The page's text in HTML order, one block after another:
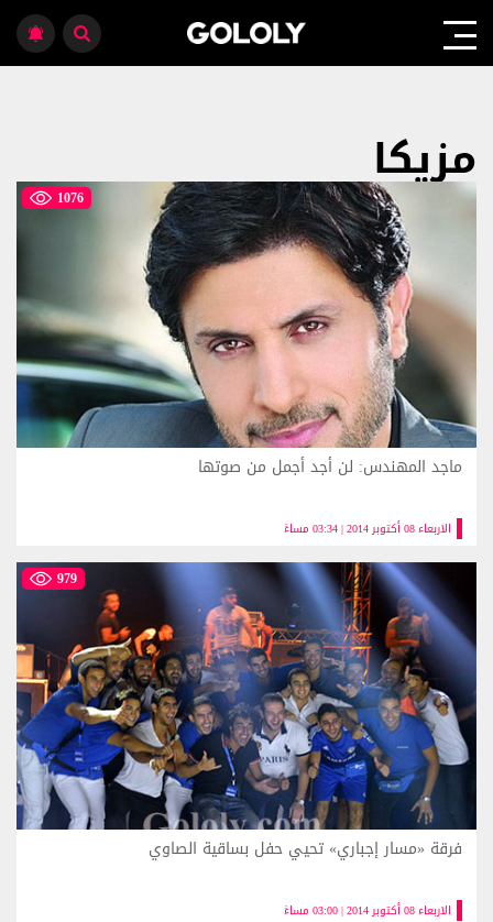
مزيكا
1076
الاربعاء 08 أكتوبر 2014 | 03:34 مساءً
ماجد المهندس: لن أجد أجمل من صوتها
979
الاربعاء 08 أكتوبر 2014 | 03:00 مساءً
فرقة «مسار إجباري» تحيي حفل بساقية الصاوي